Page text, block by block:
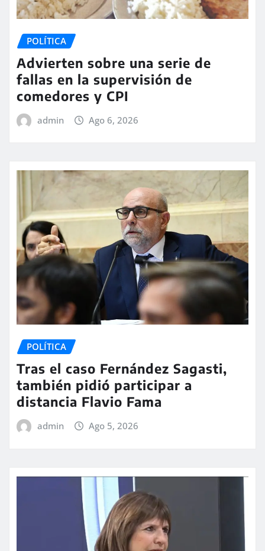
POLÍTICA
Advierten sobre una serie de
fallas en la supervisión de
comedores y CPI
admin Ago 6, 2026
POLÍTICA
Tras el caso Fernández Sagasti,
también pidió participar a
distancia Flavio Fama
admin Ago 5, 2026